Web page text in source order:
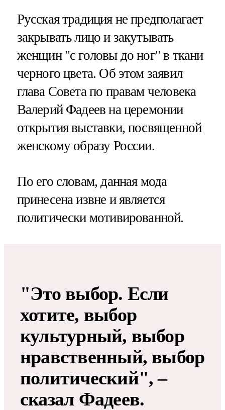
Русская традиция не предполагает
закрывать лицо и закутывать
женщин "с головы до ног" в ткани
черного цвета. Об этом заявил
глава Совета по правам человека
Валерий Фадеев на церемонии
открытия выставки, посвященной
женскому образу России.
По его словам, данная мода
принесена извне и является
политически мотивированной.
"Это выбор. Если
хотите, выбор
культурный, выбор
нравственный, выбор
политический", –
сказал Фадеев.